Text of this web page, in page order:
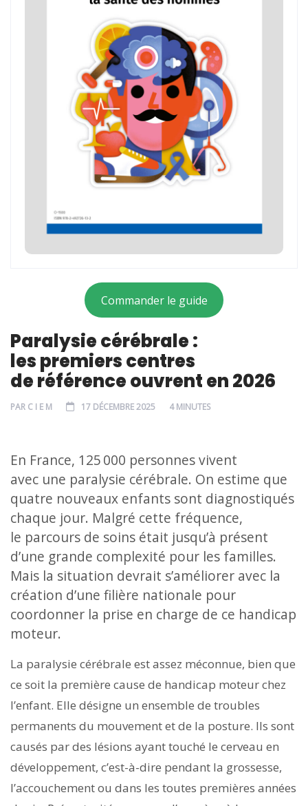
Commander le guide
Paralysie cérébrale :
les premiers centres
de référence ouvrent en 2026
PAR C I E M 17 DÉCEMBRE 2025 4 MINUTES
En France, 125 000 personnes vivent
avec une paralysie cérébrale. On estime que
quatre nouveaux enfants sont diagnostiqués
chaque jour. Malgré cette fréquence,
le parcours de soins était jusqu’à présent
d’une grande complexité pour les familles.
Mais la situation devrait s’améliorer avec la
création d’une filière nationale pour
coordonner la prise en charge de ce handicap
moteur.
La paralysie cérébrale est assez méconnue, bien que
ce soit la première cause de handicap moteur chez
l’enfant. Elle désigne un ensemble de troubles
permanents du mouvement et de la posture. Ils sont
causés par des lésions ayant touché le cerveau en
développement, c’est-à-dire pendant la grossesse,
l’accouchement ou dans les toutes premières années